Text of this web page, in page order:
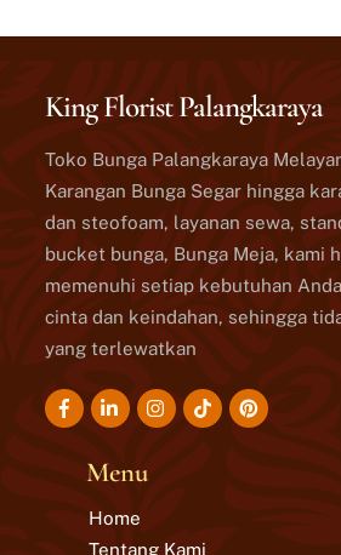
King Florist Palangkaraya
Toko Bunga Palangkaraya
Karangan Bunga Segar hingga
dan steofoam, layanan sewa,
bucket bunga, Bunga Meja, kami
memenuhi setiap kebutuhan
cinta dan keindahan, sehingga
yang terlewatkan
Icon
Icon Icon Icon
Menu
Home
Tentang Kami